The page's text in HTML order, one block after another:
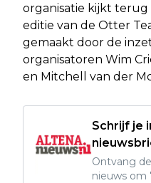
organisatie kijkt terug
editie van de Otter
gemaakt door de
organisatoren Wim
en Mitchell van der
Schrijf je
Ontvang
nieuws om